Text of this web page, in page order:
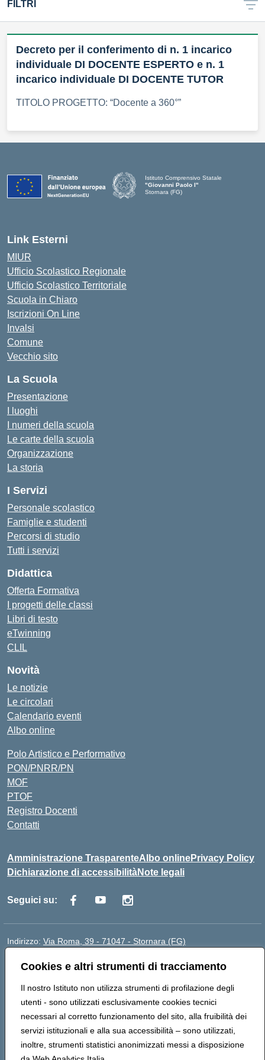
Cookies e altri strumenti di tracciamento
Il nostro Istituto non utilizza strumenti di profilazione degli
utenti - sono utilizzati esclusivamente cookies tecnici
necessari al corretto funzionamento del sito, alla fruibilità dei
servizi istituzionali e alla sua accessibilità – sono utilizzati,
inoltre, strumenti statistici anonimizzati messi a disposizione
FILTRI
Decreto per il conferimento di n. 1 incarico
individuale DI DOCENTE ESPERTO e n. 1
incarico individuale DI DOCENTE TUTOR
TITOLO PROGETTO: “Docente a 360°”
Istituto Comprensivo Statale
"Giovanni Paolo I"
Stornara (FG)
Link Esterni
MIUR
Ufficio Scolastico Regionale
Ufficio Scolastico Territoriale
Scuola in Chiaro
Iscrizioni On Line
Invalsi
Comune
Vecchio sito
La Scuola
Presentazione
I luoghi
I numeri della scuola
Le carte della scuola
Organizzazione
La storia
I Servizi
Personale scolastico
Famiglie e studenti
Percorsi di studio
Tutti i servizi
Didattica
Offerta Formativa
I progetti delle classi
Libri di testo
eTwinning
CLIL
Novità
Le notizie
Le circolari
Calendario eventi
Albo online
Polo Artistico e Performativo
PON/PNRR/PN
MOF
PTOF
Registro Docenti
Contatti
Amministrazione TrasparenteAlbo onlinePrivacy Policy
Dichiarazione di accessibilitàNote legali
Seguici su:
Indirizzo: Via Roma, 39 - 71047 - Stornara (FG)
Posta elettronica certificata (PEC):FGIC83700P@pec.istruzione.it
Codice fiscale: 90015650717
Codice meccanografico: FGIC83700P
Codice Indice delle Pubbliche Amministrazioni (IPA):